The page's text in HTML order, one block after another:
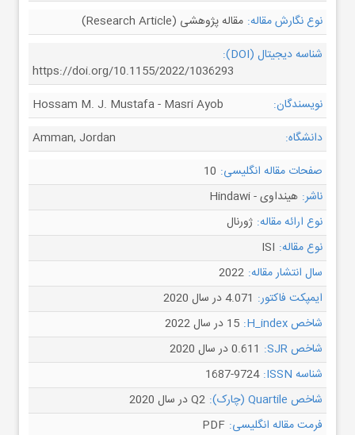
نوع نگارش مقاله: مقاله پژوهشی (Research Article)
شناسه دیجیتال (DOI):
https://doi.org/10.1155/2022/1036293
نویسندگان:
Hossam M. J. Mustafa - Masri Ayob
دانشگاه:
Amman, Jordan
صفحات مقاله انگلیسی: 10
ناشر: هینداوی - Hindawi
نوع ارائه مقاله: ژورنال
نوع مقاله: ISI
سال انتشار مقاله: 2022
ایمپکت فاکتور: 4.071 در سال 2020
شاخص H_index:
15 در سال 2022
شاخص SJR:
0.611 در سال 2020
شناسه ISSN:
1687-9724
شاخص Quartile (چارک):
Q2 در سال 2020
فرمت مقاله انگلیسی: PDF